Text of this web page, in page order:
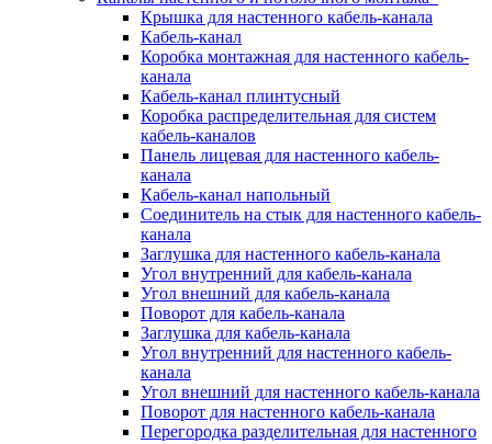
Крышка для настенного кабель-канала
Кабель-канал
Коробка монтажная для настенного кабель-
канала
Кабель-канал плинтусный
Коробка распределительная для систем
кабель-каналов
Панель лицевая для настенного кабель-
канала
Кабель-канал напольный
Соединитель на стык для настенного кабель-
канала
Заглушка для настенного кабель-канала
Угол внутренний для кабель-канала
Угол внешний для кабель-канала
Поворот для кабель-канала
Заглушка для кабель-канала
Угол внутренний для настенного кабель-
канала
Угол внешний для настенного кабель-канала
Поворот для настенного кабель-канала
Перегородка разделительная для настенного